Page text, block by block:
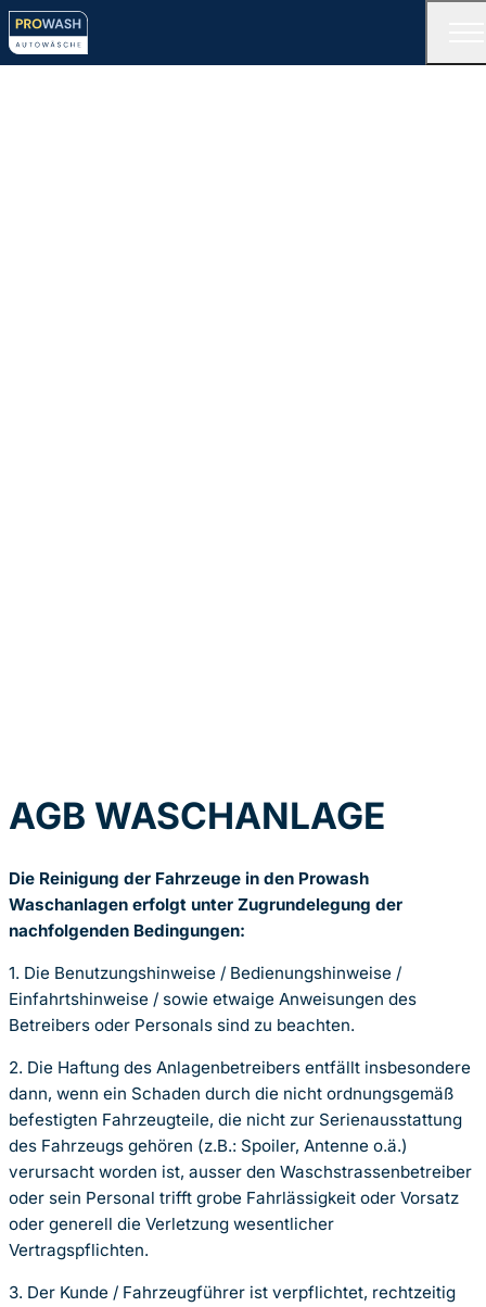
AGB WASCHANLAGE
Die Reinigung der Fahrzeuge in den Prowash
Waschanlagen erfolgt unter Zugrundelegung der
nachfolgenden Bedingungen:
1. Die Benutzungshinweise / Bedienungshinweise /
Einfahrtshinweise / sowie etwaige Anweisungen des
Betreibers oder Personals sind zu beachten.
2. Die Haftung des Anlagenbetreibers entfällt insbesondere
dann, wenn ein Schaden durch die nicht ordnungsgemäß
befestigten Fahrzeugteile, die nicht zur Serienausstattung
des Fahrzeugs gehören (z.B.: Spoiler, Antenne o.ä.)
verursacht worden ist, ausser den Waschstrassenbetreiber
oder sein Personal trifft grobe Fahrlässigkeit oder Vorsatz
oder generell die Verletzung wesentlicher
Vertragspflichten.
3. Der Kunde / Fahrzeugführer ist verpflichtet, rechtzeitig